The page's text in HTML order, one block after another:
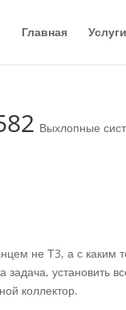
Главная Услуги
Выхлопные
не Т3, а с каким
установить
коллектор.